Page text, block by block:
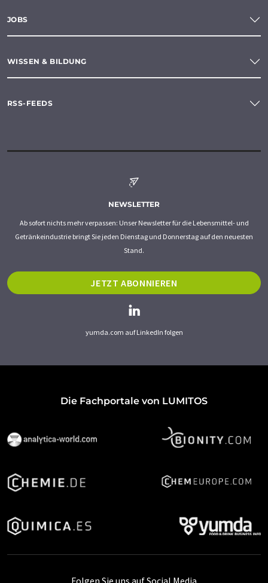
JOBS
WISSEN & BILDUNG
RSS-FEEDS
NEWSLETTER
Ab sofort nichts mehr verpassen: Unser Newsletter für die Lebensmittel- und
Getränkeindustrie bringt Sie jeden Dienstag und Donnerstag auf den neuesten
Stand.
JETZT ABONNIEREN
yumda.com auf LinkedIn folgen
Die Fachportale von LUMITOS
Folgen Sie uns auf Social Media